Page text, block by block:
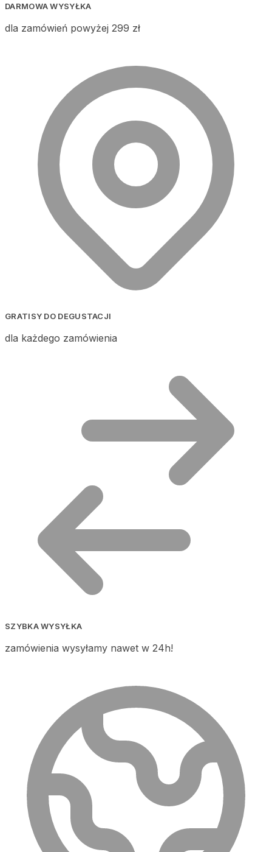
DARMOWA WYSYŁKA
dla zamówień powyżej 299 zł
GRATISY DO DEGUSTACJI
dla każdego zamówienia
SZYBKA WYSYŁKA
zamówienia wysyłamy nawet w 24h!